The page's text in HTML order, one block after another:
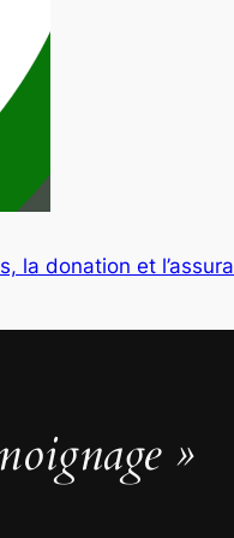
la donation et
»